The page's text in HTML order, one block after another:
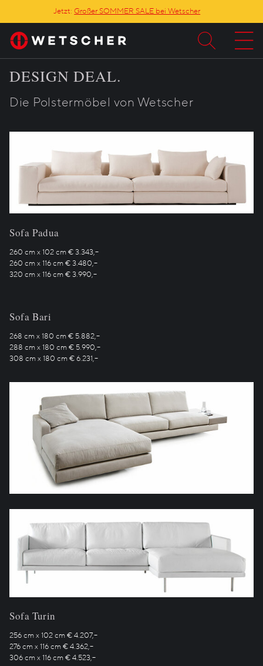
Jetzt:Großer SOMMER SALE bei Wetscher
DESIGN DEAL.
Die Polstermöbel von Wetscher
Sofa Padua
260 cm x 102 cm € 3.343,–
260 cm x 116 cm € 3.480,–
320 cm x 116 cm € 3.990,–
Sofa Bari
268 cm x 180 cm € 5.882,–
288 cm x 180 cm € 5.990,–
308 cm x 180 cm € 6.231,–
Sofa Turin
256 cm x 102 cm € 4.207,–
276 cm x 116 cm € 4.362,–
306 cm x 116 cm € 4.523,–